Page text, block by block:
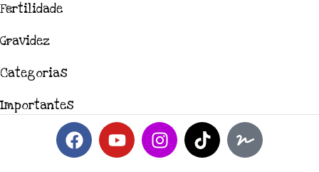
Fertilidade
Gravidez
Categorias
Importantes